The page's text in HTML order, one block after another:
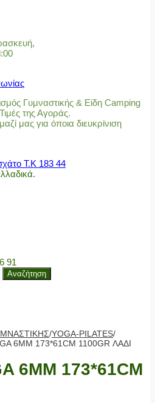
Γυμναστικής & Είδη Camping
της Αγοράς.
μας για όποια διευκρίνιση
Τ.Κ 183 44
91
Αναζήτηση
/YOGA-PILATES/
6MM 173*61CM 1100GR ΛΑΔΙ
6MM 173*61CM